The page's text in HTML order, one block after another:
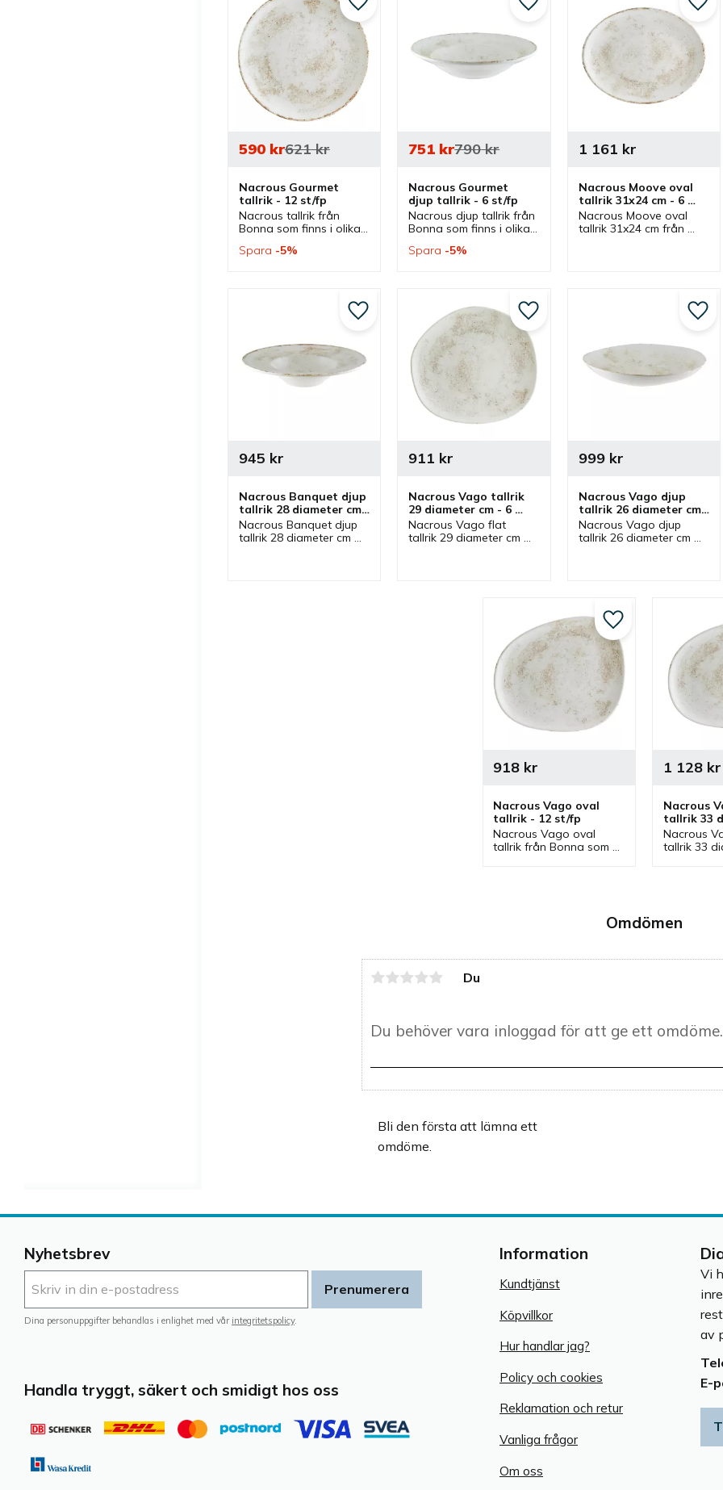
Omdömen
Du
Bli den första att lämna ett
omdöme.
Nacrous Gourmet
tallrik - 12 st/fp
Nacrous tallrik från
Bonna som finns i olika
serien Nacrous där
590kr621kr
Spara 5%
Lägg till i favoriter
Nacrous Gourmet
djup tallrik - 6 st/fp
Nacrous djup tallrik från
Bonna som finns i olika
serien Nacrous där
751 kr790kr
Spara 5%
Lägg till i favoriter
Nacrous Moove oval
tallrik 31x24 cm - 6
st/fp
Nacrous Moove oval
tallrik 31x24 cm från
1 161 kr
Nacrous Banquet djup
tallrik 28 diameter cm
- 6 st/fp
Nacrous Banquet djup
tallrik 28 diameter cm
945 kr
Lägg till i favoriter
Nacrous Vago tallrik
29 diameter cm - 6
st/fp
Nacrous Vago flat
tallrik 29 diameter cm
911 kr
Lägg till i favoriter
Nacrous Vago djup
tallrik 26 diameter cm
- 6 st/fp
Nacrous Vago djup
tallrik 26 diameter cm
999kr
Nacrous Vago oval
tallrik - 12 st/fp
Nacrous Vago oval
tallrik från Bonna som
918 kr
Lägg till i favoriter
Nacrous
tallrik 33
- 6 st/fp
Nacrous
tallrik 33
1 128kr
Nyhetsbrev
Prenumerera
Dina personuppgifter behandlas i enlighet med vår integritetspolicy.
Handla tryggt, säkert och smidigt hos oss
Information
Kundtjänst
Köpvillkor
Hur handlar jag?
Policy och cookies
Reklamation och retur
Vanliga frågor
Om oss
Vi
av
E-